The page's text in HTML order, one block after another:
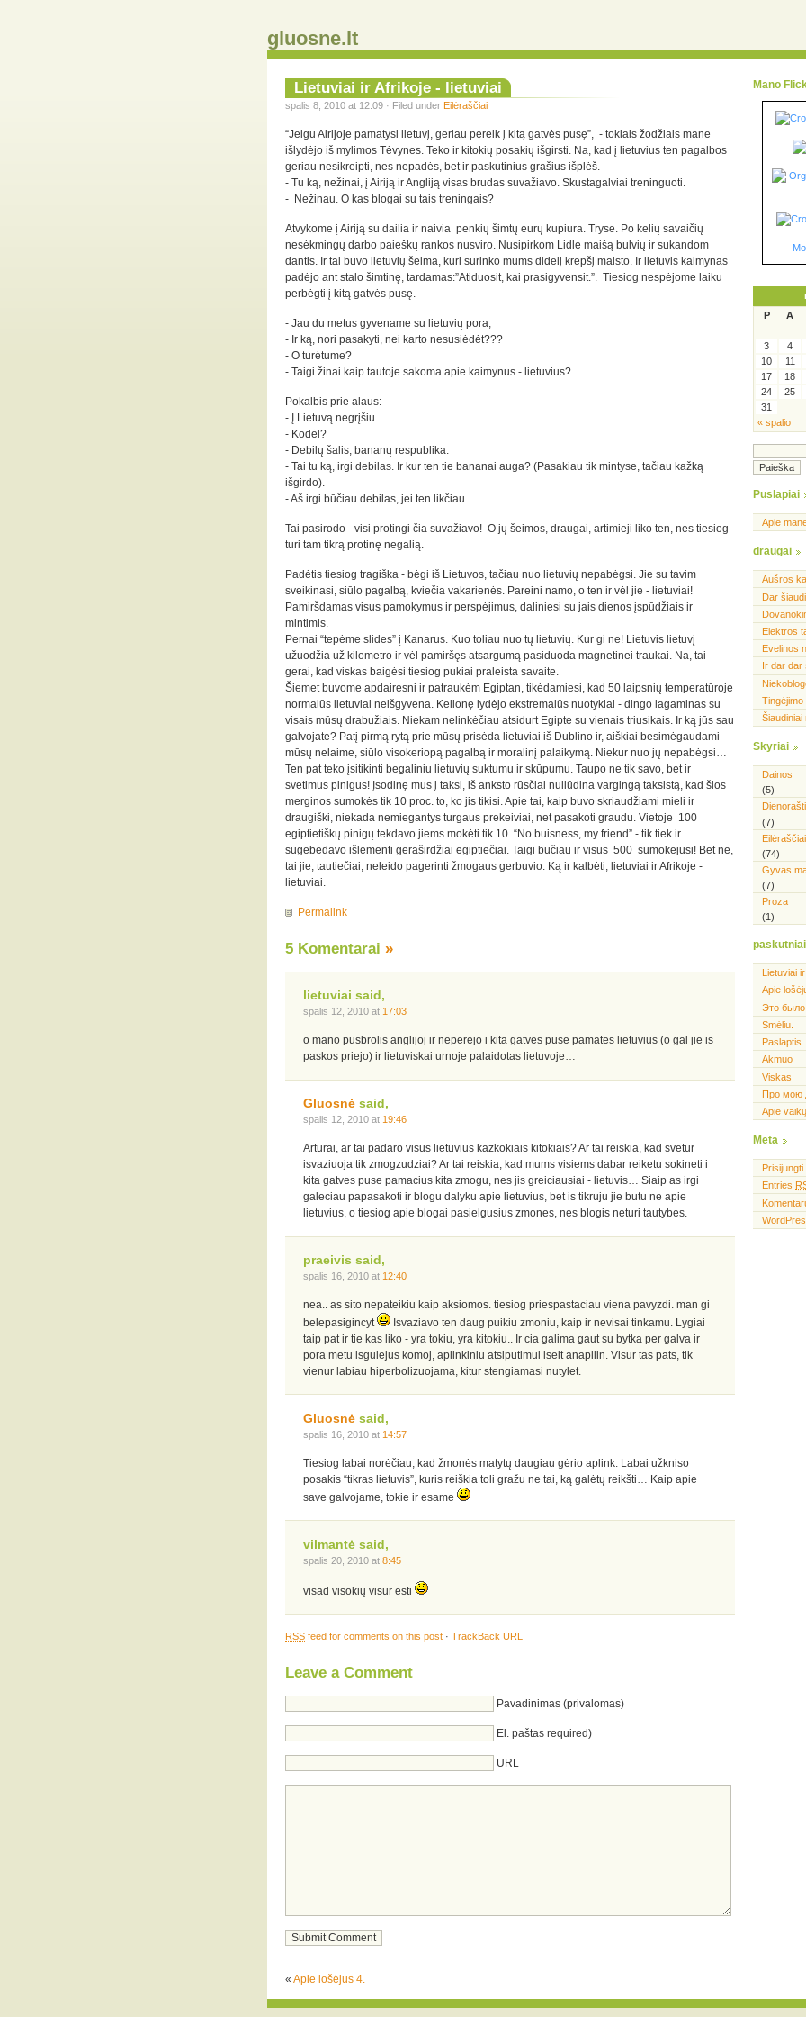
gluosne.lt
Lietuviai ir Afrikoje - lietuviai
spalis 8, 2010 at 12:09 · Filed under Eilėraščiai
“Jeigu Airijoje pamatysi lietuvį, geriau pereik į kitą gatvės pusę”, - tokiais žodžiais mane
išlydėjo iš mylimos Tėvynes. Teko ir kitokių posakių išgirsti. Na, kad į lietuvius ten pagalbos
geriau nesikreipti, nes nepadės, bet ir paskutinius grašius išplėš.
- Tu ką, nežinai, į Airiją ir Angliją visas brudas suvažiavo. Skustagalviai treninguoti.
- Nežinau. O kas blogai su tais treningais?
Atvykome į Airiją su dailia ir naivia penkių šimtų eurų kupiura. Tryse. Po kelių savaičių
nesėkmingų darbo paieškų rankos nusviro. Nusipirkom Lidle maišą bulvių ir sukandom
dantis. Ir tai buvo lietuvių šeima, kuri surinko mums didelį krepšį maisto. Ir lietuvis kaimynas
padėjo ant stalo šimtinę, tardamas:”Atiduosit, kai prasigyvensit.”. Tiesiog nespėjome laiku
perbėgti į kitą gatvės pusę.
- Jau du metus gyvename su lietuvių pora,
- Ir ką, nori pasakyti, nei karto nesusiėdėt???
- O turėtume?
- Taigi žinai kaip tautoje sakoma apie kaimynus - lietuvius?
Pokalbis prie alaus:
- Į Lietuvą negrįšiu.
- Kodėl?
- Debilų šalis, bananų respublika.
- Tai tu ką, irgi debilas. Ir kur ten tie bananai auga? (Pasakiau tik mintyse, tačiau kažką
išgirdo).
- Aš irgi būčiau debilas, jei ten likčiau.
Tai pasirodo - visi protingi čia suvažiavo! O jų šeimos, draugai, artimieji liko ten, nes tiesiog
turi tam tikrą protinę negalią.
Padėtis tiesiog tragiška - bėgi iš Lietuvos, tačiau nuo lietuvių nepabėgsi. Jie su tavim
sveikinasi, siūlo pagalbą, kviečia vakarienės. Pareini namo, o ten ir vėl jie - lietuviai!
Pamiršdamas visus pamokymus ir perspėjimus, daliniesi su jais dienos įspūdžiais ir
mintimis.
Pernai “tepėme slides” į Kanarus. Kuo toliau nuo tų lietuvių. Kur gi ne! Lietuvis lietuvį
užuodžia už kilometro ir vėl pamiršęs atsargumą pasiduoda magnetinei traukai. Na, tai
gerai, kad viskas baigėsi tiesiog pukiai praleista savaite.
Šiemet buvome apdairesni ir patraukėm Egiptan, tikėdamiesi, kad 50 laipsnių temperatūroje
normalūs lietuviai neišgyvena. Kelionę lydėjo ekstremalūs nuotykiai - dingo lagaminas su
visais mūsų drabužiais. Niekam nelinkėčiau atsidurt Egipte su vienais triusikais. Ir ką jūs sau
galvojate? Patį pirmą rytą prie mūsų prisėda lietuviai iš Dublino ir, aiškiai besimėgaudami
mūsų nelaime, siūlo visokeriopą pagalbą ir moralinį palaikymą. Niekur nuo jų nepabėgsi…
Ten pat teko įsitikinti begaliniu lietuvių suktumu ir skūpumu. Taupo ne tik savo, bet ir
svetimus pinigus! Įsodinę mus į taksi, iš anksto rūsčiai nuliūdina vargingą taksistą, kad šios
merginos sumokės tik 10 proc. to, ko jis tikisi. Apie tai, kaip buvo skriaudžiami mieli ir
draugiški, niekada nemiegantys turgaus prekeiviai, net pasakoti graudu. Vietoje 100
egiptietiškų pinigų tekdavo jiems mokėti tik 10. “No buisness, my friend” - tik tiek ir
sugebėdavo išlementi geraširdžiai egiptiečiai. Taigi būčiau ir visus 500 sumokėjusi! Bet ne,
tai jie, tautiečiai, neleido pagerinti žmogaus gerbuvio. Ką ir kalbėti, lietuviai ir Afrikoje -
lietuviai.
Permalink
5 Komentarai »
lietuviai said,
spalis 12, 2010 at 17:03
o mano pusbrolis anglijoj ir neperejo i kita gatves puse pamates lietuvius (o gal jie is
paskos priejo) ir lietuviskai urnoje palaidotas lietuvoje…
Gluosnė said,
spalis 12, 2010 at 19:46
Arturai, ar tai padaro visus lietuvius kazkokiais kitokiais? Ar tai reiskia, kad svetur
isvaziuoja tik zmogzudziai? Ar tai reiskia, kad mums visiems dabar reiketu sokineti i
kita gatves puse pamacius kita zmogu, nes jis greiciausiai - lietuvis… Siaip as irgi
galeciau papasakoti ir blogu dalyku apie lietuvius, bet is tikruju jie butu ne apie
lietuvius, o tiesiog apie blogai pasielgusius zmones, nes blogis neturi tautybes.
praeivis said,
spalis 16, 2010 at 12:40
nea.. as sito nepateikiu kaip aksiomos. tiesiog priespastaciau viena pavyzdi. man gi
belepasigincyt
Isvaziavo ten daug puikiu zmoniu, kaip ir nevisai tinkamu. Lygiai
taip pat ir tie kas liko - yra tokiu, yra kitokiu.. Ir cia galima gaut su bytka per galva ir
pora metu isgulejus komoj, aplinkiniu atsiputimui iseit anapilin. Visur tas pats, tik
vienur labiau hiperbolizuojama, kitur stengiamasi nutylet.
Gluosnė said,
spalis 16, 2010 at 14:57
Tiesiog labai norėčiau, kad žmonės matytų daugiau gėrio aplink. Labai užkniso
posakis “tikras lietuvis”, kuris reiškia toli gražu ne tai, ką galėtų reikšti… Kaip apie
save galvojame, tokie ir esame
vilmantė said,
spalis 20, 2010 at 8:45
visad visokių visur esti
RSS feed for comments on this post · TrackBack URL
Leave a Comment
Pavadinimas (privalomas)
El. paštas required)
URL
« Apie lošėjus 4.
Mano
P
A
« spalio
3
4
10
11
17
18
24
25
31
Puslapiai
Apie
draugai
Aušros
Dar
Elektros
Evelinos
Ir dar dar
Tingėjimo
Šiaudiniai
Skyriai
Dainos
(5)
(7)
Eilėraščiai
(74)
Gyvas
(7)
Proza
(1)
Lietuviai
Apie
Это
Smėliu.
Paslaptis.
Akmuo
Viskas
Про мою
Apie
Meta
Prisijungti
Entries